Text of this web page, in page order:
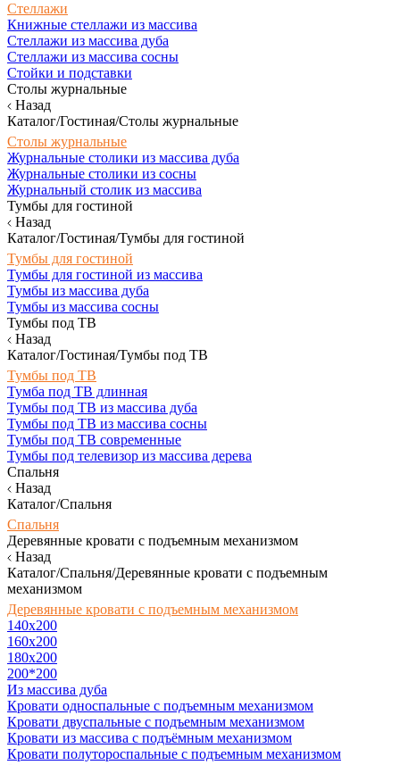
Стеллажи
Книжные стеллажи из массива
Стеллажи из массива дуба
Стеллажи из массива сосны
Стойки и подставки
Столы журнальные
Назад
Каталог/Гостиная/Столы журнальные
Столы журнальные
Журнальные столики из массива дуба
Журнальные столики из сосны
Журнальный столик из массива
Тумбы для гостиной
Назад
Каталог/Гостиная/Тумбы для гостиной
Тумбы для гостиной
Тумбы для гостиной из массива
Тумбы из массива дуба
Тумбы из массива сосны
Тумбы под ТВ
Назад
Каталог/Гостиная/Тумбы под ТВ
Тумбы под ТВ
Тумба под ТВ длинная
Тумбы под ТВ из массива дуба
Тумбы под ТВ из массива сосны
Тумбы под ТВ современные
Тумбы под телевизор из массива дерева
Спальня
Назад
Каталог/Спальня
Спальня
Деревянные кровати с подъемным механизмом
Назад
Каталог/Спальня/Деревянные кровати с подъемным
механизмом
Деревянные кровати с подъемным механизмом
140x200
160х200
180х200
200*200
Из массива дуба
Кровати односпальные с подъемным механизмом
Кровати двуспальные с подъемным механизмом
Кровати из массива с подъёмным механизмом
Кровати полутороспальные с подъемным механизмом